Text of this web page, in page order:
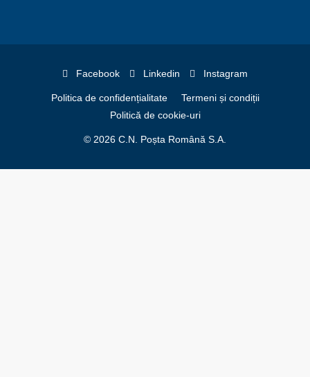
Facebook Linkedin Instagram
Politica de confidențialitate
Termeni și condiții
Politică de cookie-uri
© 2026 C.N. Poșta Română S.A.